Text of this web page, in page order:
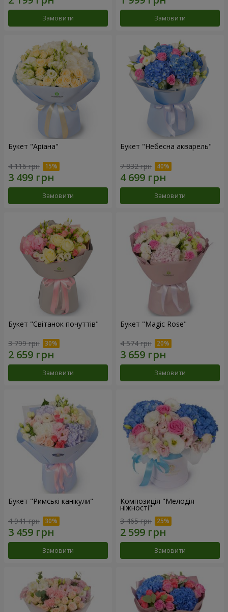
Замовити Замовити
Букет "Аріана"
4 116 грн
Замовити
Букет "Небесна акварель"
7 832 грн
Замовити
Букет "Світанок почуттів"
3 799 грн
Замовити
Букет "Magic Rose"
4 574 грн
Замовити
Букет "Римські канікули"
4 941 грн
Замовити
Композиція "Мелодія
ніжності"
3 465 грн
Замовити